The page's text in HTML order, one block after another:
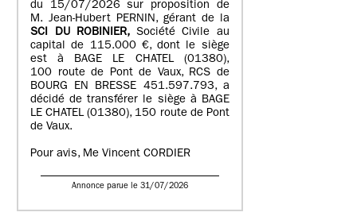
du 15/07/2026 sur proposition de
M. Jean-Hubert PERNIN, gérant de la
SCI DU ROBINIER, Société Civile au
capital de 115.000 €, dont le siège
est à BAGE LE CHATEL (01380),
100 route de Pont de Vaux, RCS de
BOURG EN BRESSE 451.597.793, a
décidé de transférer le siège à BAGE
LE CHATEL (01380), 150 route de Pont
de Vaux.
Pour avis, Me Vincent CORDIER
Annonce parue le 31/07/2026